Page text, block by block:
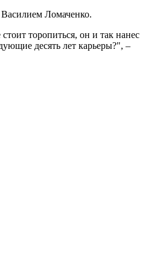
Ломаченко.
торопиться, он и так нанес
десять лет карьеры?", –